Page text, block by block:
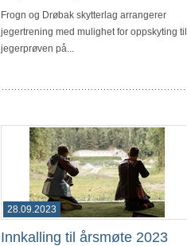
Frogn og Drøbak skytterlag arrangerer
jegertrening med mulighet for oppskyting til
jegerprøven på...
28.09.2023
Innkalling til årsmøte 2023